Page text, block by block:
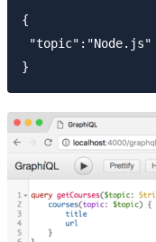
{
"topic":"Node.js"